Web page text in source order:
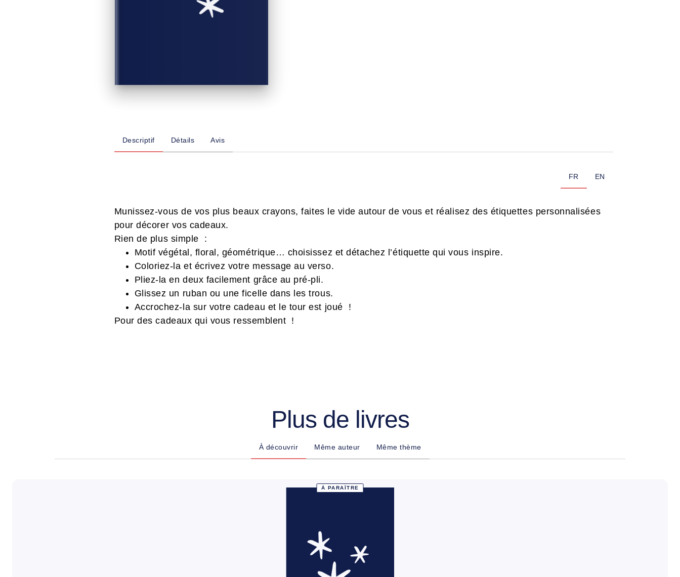
Descriptif Détails Avis
FR EN
Munissez-vous de vos plus beaux crayons, faites le vide autour de vous et réalisez des étiquettes personnalisées
pour décorer vos cadeaux.
Rien de plus simple :
Motif végétal, floral, géométrique… choisissez et détachez l’étiquette qui vous inspire.
Coloriez-la et écrivez votre message au verso.
Pliez-la en deux facilement grâce au pré-pli.
Glissez un ruban ou une ficelle dans les trous.
Accrochez-la sur votre cadeau et le tour est joué !
Pour des cadeaux qui vous ressemblent !
Plus de livres
À découvrir Même auteur Même thème
À PARAÎTRE